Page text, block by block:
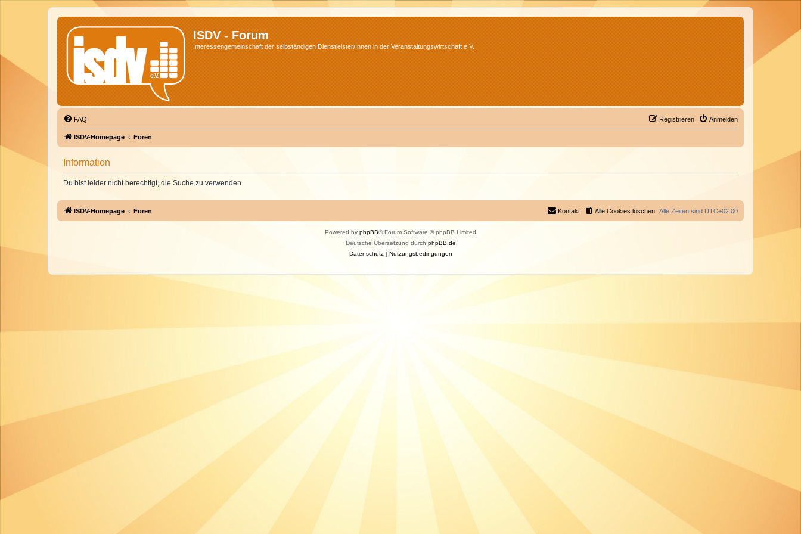
ISDV - Forum
Interessengemeinschaft der selbständigen Dienstleister/Innen in der Veranstaltungswirtschaft e.V.
FAQ Anmelden
Registrieren
ISDV-Homepage Foren
Information
Du bist leider nicht berechtigt, die Suche zu verwenden.
ISDV-Homepage Foren Alle Zeiten sind UTC+02:00
Alle Cookies löschen
Kontakt
Powered by phpBB® Forum Software © phpBB Limited
Deutsche Übersetzung durch phpBB.de
Datenschutz| Nutzungsbedingungen